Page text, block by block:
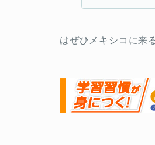
はぜひメキシコに来